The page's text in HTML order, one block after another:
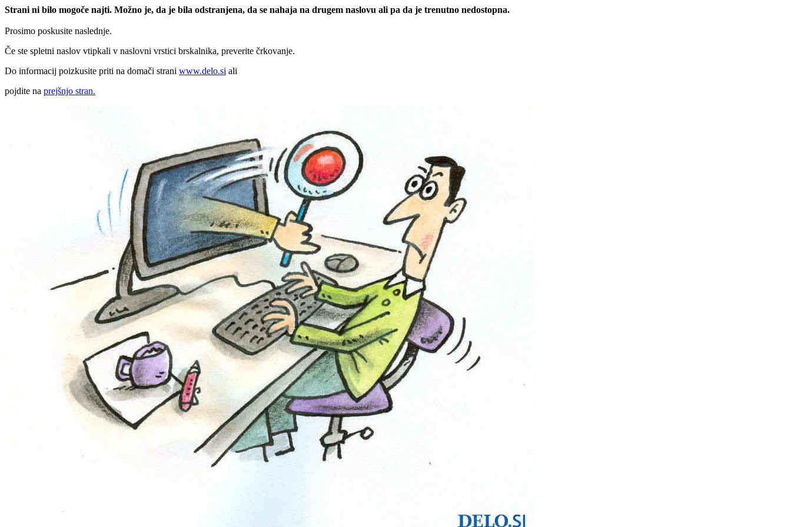
Strani ni bilo mogoče najti. Možno je, da je bila odstranjena, da se nahaja na drugem naslovu ali pa da je trenutno nedostopna.
Prosimo poskusite naslednje.
Če ste spletni naslov vtipkali v naslovni vrstici brskalnika, preverite črkovanje.
Do informacij poizkusite priti na domači strani www.delo.si ali
pojdite na prejšnjo stran.